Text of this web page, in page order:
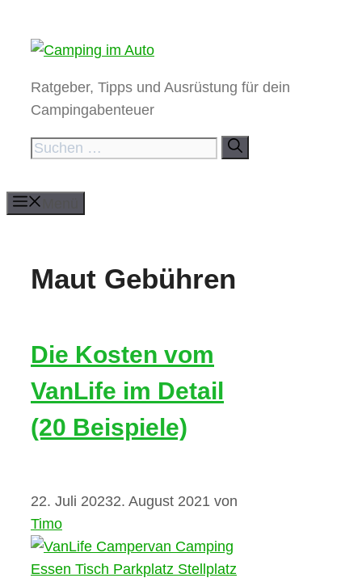
Inhalt
Ratgeber, Tipps und Ausrüstung für dein
Campingabenteuer
Suchen
Maut Gebühren
Die Kosten vom
VanLife im Detail
(20 Beispiele)
22. Juli 20232. August 2021 von
Timo